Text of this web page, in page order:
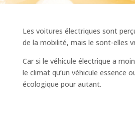
Les voitures électriques sont
de la mobilité, mais le sont-elles
Car si le véhicule électrique a
le climat qu’un véhicule essence
écologique pour autant.